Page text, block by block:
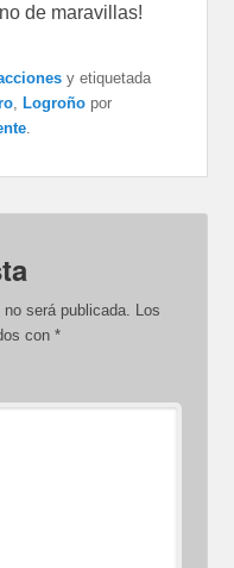
de maravillas!
y etiquetada
Logroño por
será publicada.
Los
con*